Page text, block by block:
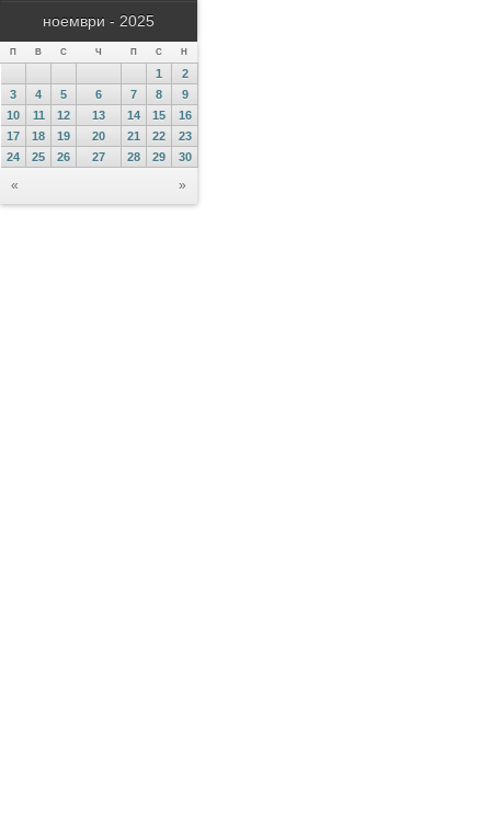
ноември - 2025
П В С Ч П С Н
« »
1
2
3
4 5 6 7 8
9
10
11 12 13 14 15
16
17
18 19 20 21 22
23
24
25 26 27 28 29 30